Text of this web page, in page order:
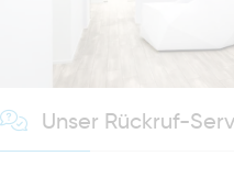
Unser Rückruf-